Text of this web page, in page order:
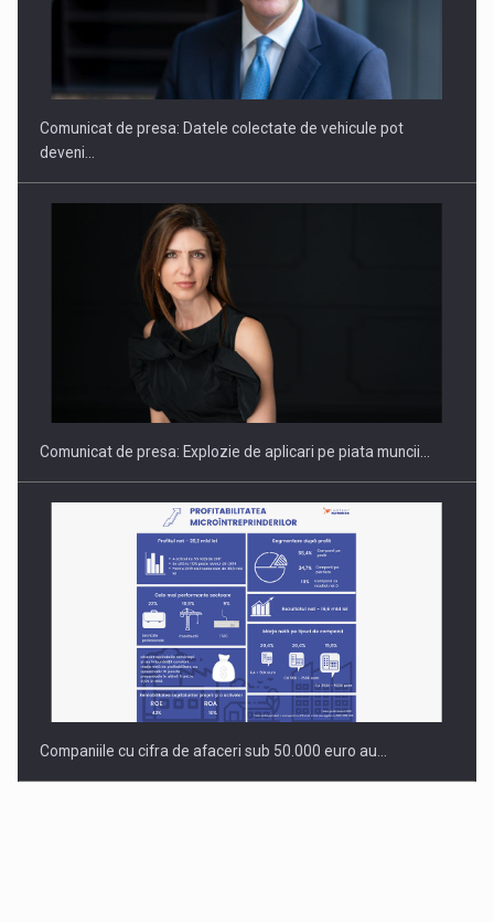
ROOTED IN ROMANIA, BUILT TO DELIVER TECHNOLOGY FOR
PUTTING ROMANIAN CORPORATE COMPANIES ON THE
INTERNATIONAL BUSINESS SCENE
Comunicat de presa: Datele colectate de vehicule pot
deveni…
Comunicat de presa: Explozie de aplicari pe piata muncii…
Companiile cu cifra de afaceri sub 50.000 euro au…